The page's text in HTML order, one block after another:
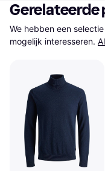
We hebben een
mogelijk interesseren.